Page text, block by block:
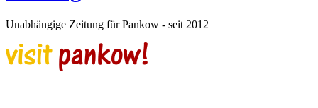
Unabhängige Zeitung für Pankow - seit 2012